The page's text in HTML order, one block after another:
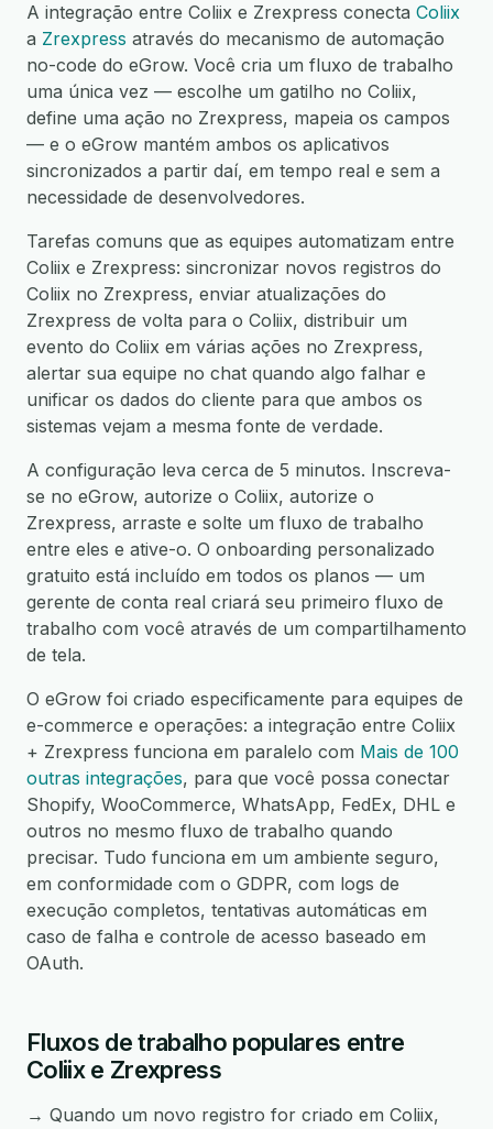
A integração entre Coliix e Zrexpress conecta Coliix
a Zrexpress através do mecanismo de automação
no-code do eGrow. Você cria um fluxo de trabalho
uma única vez — escolhe um gatilho no Coliix,
define uma ação no Zrexpress, mapeia os campos
— e o eGrow mantém ambos os aplicativos
sincronizados a partir daí, em tempo real e sem a
necessidade de desenvolvedores.
Tarefas comuns que as equipes automatizam entre
Coliix e Zrexpress: sincronizar novos registros do
Coliix no Zrexpress, enviar atualizações do
Zrexpress de volta para o Coliix, distribuir um
evento do Coliix em várias ações no Zrexpress,
alertar sua equipe no chat quando algo falhar e
unificar os dados do cliente para que ambos os
sistemas vejam a mesma fonte de verdade.
A configuração leva cerca de 5 minutos. Inscreva-
se no eGrow, autorize o Coliix, autorize o
Zrexpress, arraste e solte um fluxo de trabalho
entre eles e ative-o. O onboarding personalizado
gratuito está incluído em todos os planos — um
gerente de conta real criará seu primeiro fluxo de
trabalho com você através de um compartilhamento
de tela.
O eGrow foi criado especificamente para equipes de
e-commerce e operações: a integração entre Coliix
+ Zrexpress funciona em paralelo com Mais de 100
outras integrações, para que você possa conectar
Shopify, WooCommerce, WhatsApp, FedEx, DHL e
outros no mesmo fluxo de trabalho quando
precisar. Tudo funciona em um ambiente seguro,
em conformidade com o GDPR, com logs de
execução completos, tentativas automáticas em
caso de falha e controle de acesso baseado em
OAuth.
Fluxos de trabalho populares entre
Coliix e Zrexpress
→ Quando um novo registro for criado em Coliix,